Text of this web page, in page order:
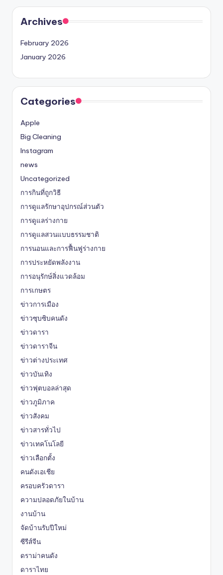
Archives
February 2026
January 2026
Categories
Apple
Big Cleaning
Instagram
news
Uncategorized
การกินที่ถูกวิธี
การดูแลรักษาอุปกรณ์ส่วนตัว
การดูแลร่างกาย
การดูแลสวนแบบธรรมชาติ
การนอนและการฟื้นฟูร่างกาย
การประหยัดพลังงาน
การอนุรักษ์สิ่งแวดล้อม
การเกษตร
ข่าวการเมือง
ข่าวซุบซิบคนดัง
ข่าวดารา
ข่าวดาราจีน
ข่าวต่างประเทศ
ข่าวบันเทิง
ข่าวฟุตบอลล่าสุด
ข่าวภูมิภาค
ข่าวสังคม
ข่าวสารทั่วไป
ข่าวเทคโนโลยี
ข่าวเลือกตั้ง
คนดังเอเชีย
ครอบครัวดารา
ความปลอดภัยในบ้าน
งานบ้าน
จัดบ้านรับปีใหม่
ซีรีส์จีน
ดราม่าคนดัง
ดาราไทย